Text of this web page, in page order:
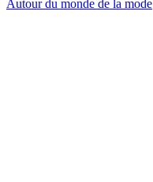
Autour du monde de la mode